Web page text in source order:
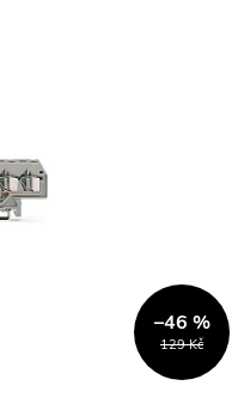
129 Kč
–46 %